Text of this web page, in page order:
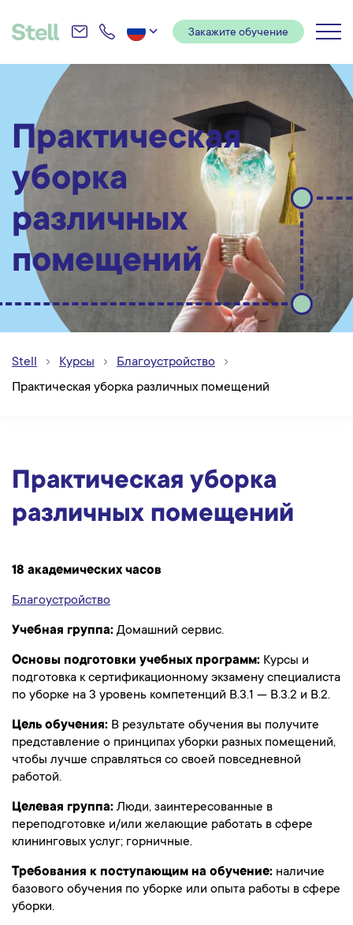
Koolitus- ja
kompetentsikeskus
Закажите обучение
Практическая
уборка
различных
помещений
Stell Курсы
Благоустройство
Практическая уборка различных помещений
Практическая уборка
различных помещений
18 академических часов
Благоустройство
Учебная группа: Домашний сервис.
Основы подготовки учебных программ: Курсы и
подготовка к сертификационному экзамену специалиста
по уборке на 3 уровень компетенций B.3.1 — B.3.2 и B.2.
Цель обучения: В результате обучения вы получите
представление о принципах уборки разных помещений,
чтобы лучше справляться со своей повседневной
работой.
Целевая группа: Люди, заинтересованные в
переподготовке и/или желающие работать в сфере
клининговых услуг; горничные.
Требования к поступающим на обучение: наличие
базового обучения по уборке или опыта работы в сфере
уборки.